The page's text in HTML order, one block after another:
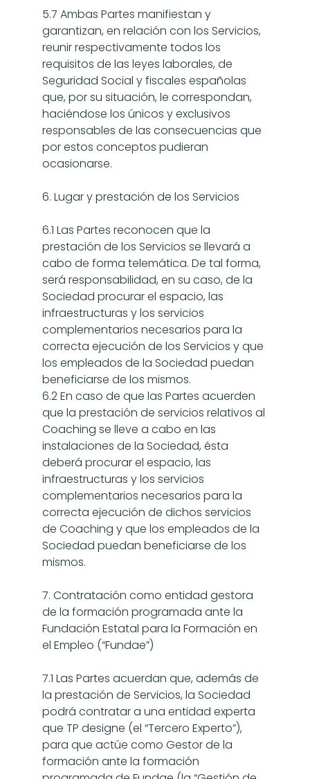
5.7 Ambas Partes manifiestan y
garantizan, en relación con los Servicios,
reunir respectivamente todos los
requisitos de las leyes laborales, de
Seguridad Social y fiscales españolas
que, por su situación, le correspondan,
haciéndose los únicos y exclusivos
responsables de las consecuencias que
por estos conceptos pudieran
ocasionarse.
6. Lugar y prestación de los Servicios
6.1 Las Partes reconocen que la
prestación de los Servicios se llevará a
cabo de forma telemática. De tal forma,
será responsabilidad, en su caso, de la
Sociedad procurar el espacio, las
infraestructuras y los servicios
complementarios necesarios para la
correcta ejecución de los Servicios y que
los empleados de la Sociedad puedan
beneficiarse de los mismos.
6.2 En caso de que las Partes acuerden
que la prestación de servicios relativos al
Coaching se lleve a cabo en las
instalaciones de la Sociedad, ésta
deberá procurar el espacio, las
infraestructuras y los servicios
complementarios necesarios para la
correcta ejecución de dichos servicios
de Coaching y que los empleados de la
Sociedad puedan beneficiarse de los
mismos.
7. Contratación como entidad gestora
de la formación programada ante la
Fundación Estatal para la Formación en
el Empleo (“Fundae”)
7.1 Las Partes acuerdan que, además de
la prestación de Servicios, la Sociedad
podrá contratar a una entidad experta
que TP designe (el “Tercero Experto”),
para que actúe como Gestor de la
formación ante la formación